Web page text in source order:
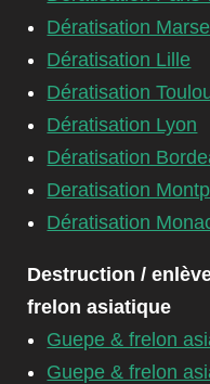
Dératisation
Dératisation Lille
Dératisation
Dératisation Lyon
Dératisation
Deratisation
Dératisation
Destruction /
frelon asiatique
Guepe & frelon
Guepe & frelon